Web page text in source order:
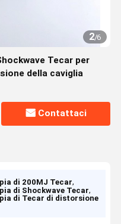
2/6
Tecar per
della caviglia
Contattaci
di 200MJ Tecar,
di Shockwave Tecar,
di Tecar di distorsione